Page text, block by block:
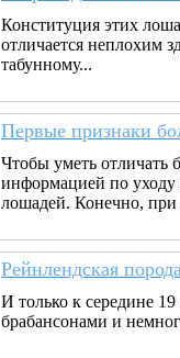
Конституция этих
отличается неплохим
табунному...
Первые признаки
Чтобы уметь отличать
информацией по уходу
лошадей. Конечно, при
Рейнлендская
И только к середине
брабансонами и